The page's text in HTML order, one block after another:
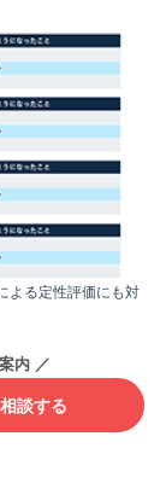
よる定性評価にも対
談する